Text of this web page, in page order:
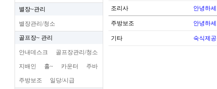
별장~관리
별장관리/청소
골프장~ 관리
안내데스크 골프장관리/청소
지배인 홀~ 카운터 주바
주방보조 일당/시급
조리사 안녕하
주방보조 안녕하
기타 숙식제